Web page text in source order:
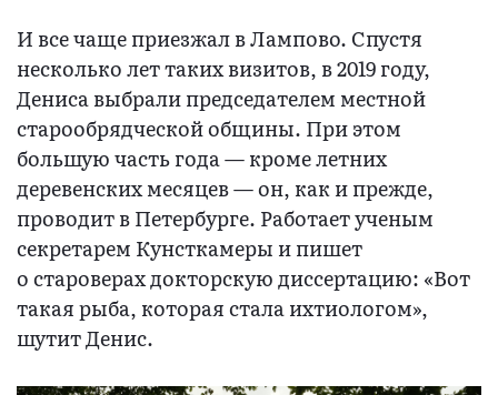
И все чаще приезжал в Лампово. Спустя
несколько лет таких визитов, в 2019 году,
Дениса выбрали председателем местной
старообрядческой общины. При этом
большую часть года — кроме летних
деревенских месяцев — он, как и прежде,
проводит в Петербурге. Работает ученым
секретарем Кунсткамеры и пишет
о староверах докторскую диссертацию: «Вот
такая рыба, которая стала ихтиологом»,
шутит Денис.